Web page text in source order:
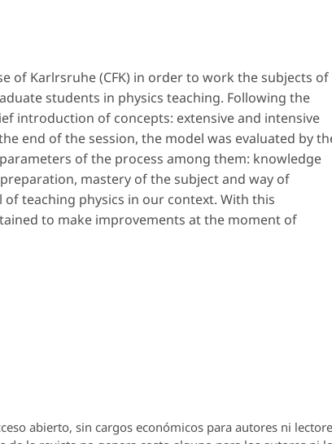
of Karlrsruhe (CFK) in order to work the subjects of
students in physics teaching. Following the
introduction of concepts: extensive and intensive
end of the session, the model was evaluated by
of the process among them: knowledge
mastery of the subject and way of
teaching physics in our context. With this
to make improvements at the moment of
abierto, sin cargos económicos para autores ni